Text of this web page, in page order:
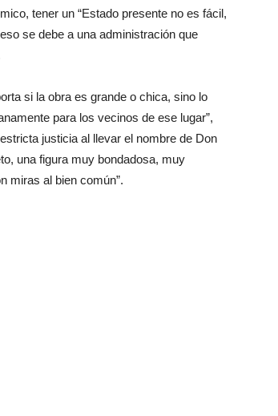
tener un “Estado presente no es fácil,
se debe a una administración que
si la obra es grande o chica, sino lo
para los vecinos de ese lugar”,
justicia al llevar el nombre de Don
una figura muy bondadosa, muy
miras al bien común”.